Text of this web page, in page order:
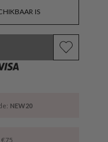
IS
NEW20